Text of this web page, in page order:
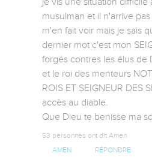
musulman et il n'arrive
m'en fait voir mais je sais
dernier mot c'est mon
forgés contres les élus de
et le roi des menteurs
ROIS ET SEIGNEUR DES
accès au diable.
Que Dieu te benisse ma
53 personnes ont dit Amen
AMEN RÉPONDRE